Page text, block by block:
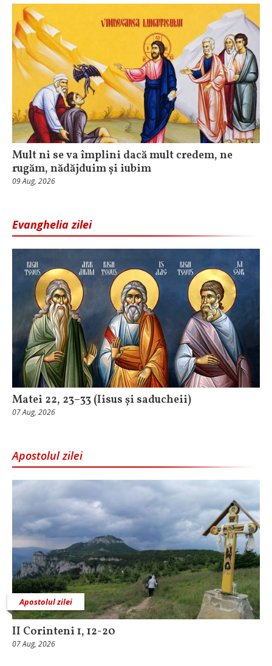
Mult ni se va împlini dacă mult credem, ne
rugăm, nădăjduim și iubim
09 Aug, 2026
Evanghelia zilei
Matei 22, 23–33 (Iisus și saducheii)
07 Aug, 2026
Apostolul zilei
Apostolul zilei
II Corinteni 1, 12-20
07 Aug, 2026